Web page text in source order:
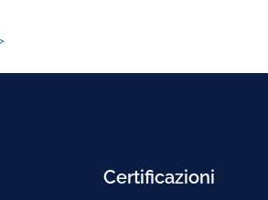
Certificazioni